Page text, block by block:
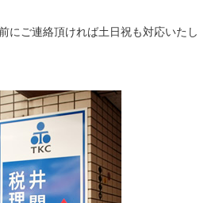
にご連絡頂ければ土日祝も対応いたし